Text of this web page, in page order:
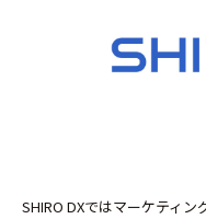
SHIRO DXではマーケティ